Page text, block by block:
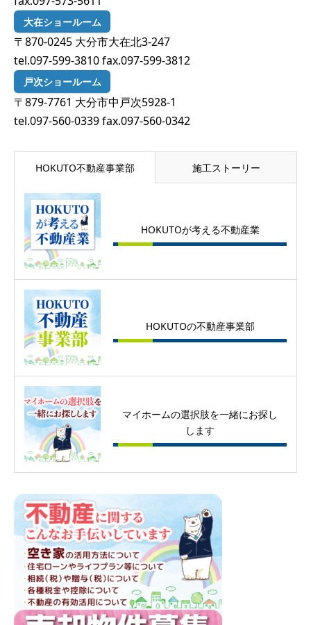
大在ショールーム
〒870-0245 大分市大在北3-247
tel.097-599-3810 fax.097-599-3812
戸次ショールーム
〒879-7761 大分市中戸次5928-1
tel.097-560-0339 fax.097-560-0342
HOKUTO不動産事業部 施工ストーリー
HOKUTOが考える不動産業
HOKUTOの不動産事業部
マイホームの選択肢を一緒にお探し
します